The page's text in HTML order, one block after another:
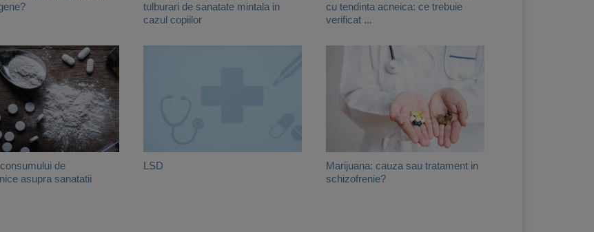
tulburari de sanatate mintala in
cazul copiilor
cu tendinta acneica: ce trebuie
verificat ...
de
asupra sanatatii
LSD
Marijuana: cauza sau tratament in
schizofrenie?